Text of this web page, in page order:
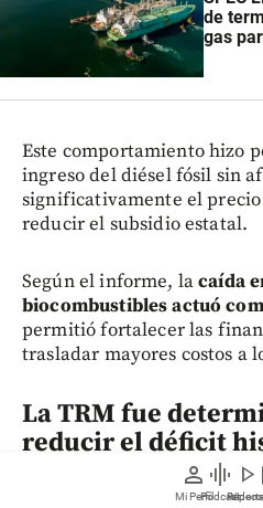
person
Mi Perfil
graphic_eq
Pódcast
play_arrow
Videos
de
gas
Este comportamiento hizo
ingreso del diésel fósil sin
significativamente el
reducir el subsidio estatal.
Según el informe, lacaída
biocombustibles actuó
permitió fortalecer las
trasladar mayores costos a
La TRM fue
reducir el déficit
La reducción de laTasa